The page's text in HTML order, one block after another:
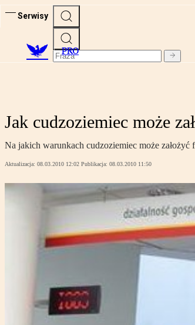
Serwisy
PRO
Jak cudzoziemiec może
Na jakich warunkach cudzoziemiec może
Aktualizacja: 08.03.2010 12:02 Publikacja: 08.03.2010 11:50